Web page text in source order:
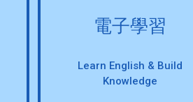
電子學習
Learn English & Build
Knowledge